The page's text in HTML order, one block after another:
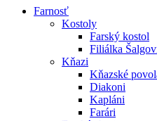
Farnosť
Kostoly
Farský kostol
Filiálka
Kňazi
Kňazské
Diakoni
Kapláni
Farári